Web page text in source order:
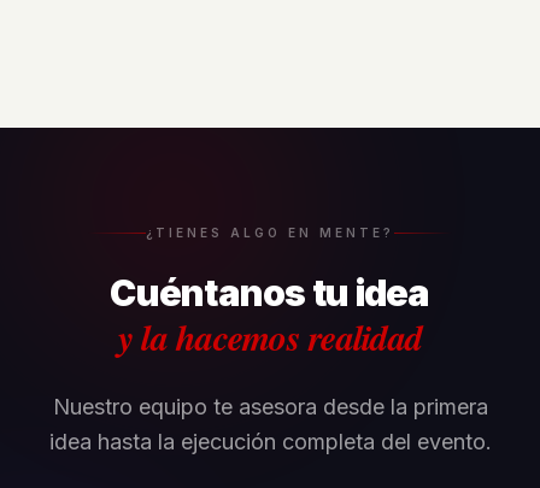
¿TIENES ALGO EN MENTE?
Cuéntanos tu idea
y la hacemos realidad
Nuestro equipo te asesora desde la primera
idea hasta la ejecución completa del evento.